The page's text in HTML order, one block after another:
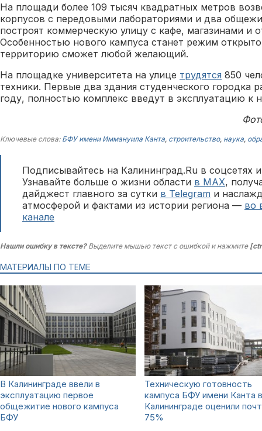
На площади более 109 тысяч квадратных метров
корпусов с передовыми лабораториями и два
построят коммерческую улицу с кафе, магазинами и
Особенностью нового кампуса станет режим
территорию сможет любой желающий.
На площадке университета на улице трудятся 850
техники. Первые два здания студенческого городка
году, полностью комплекс введут в эксплуатацию к
Ключевые слова: БФУ имени Иммануила Канта, строительство, наука,
Подписывайтесь на Калининград.Ru в соцсетях
Узнавайте больше о жизни области в MAX,
дайджест главного за сутки в Telegram и
атмосферой и фактами из истории региона — во
канале
Нашли ошибку в тексте?Выделите мышью текст с ошибкой и нажмите
МАТЕРИАЛЫ ПО ТЕМЕ
В Калининграде ввели в
эксплуатацию первое
общежитие нового кампуса
БФУ
Техническую готовность
кампуса БФУ имени Канта в
Калининграде оценили
75%